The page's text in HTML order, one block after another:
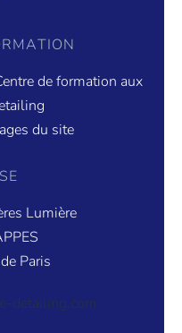
de formation aux
du site
Lumière
Paris
detailing.com